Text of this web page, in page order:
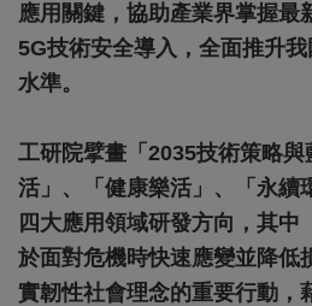
應用關鍵，協助產業界掌握最
5G技術安全導入，全面推升
水準。
工研院擘畫「2035技術策略
活」、「健康樂活」、「永續
四大應用領域研發方向，其中
於面對危機時快速應變並降低
實韌性社會理念的重要行動，